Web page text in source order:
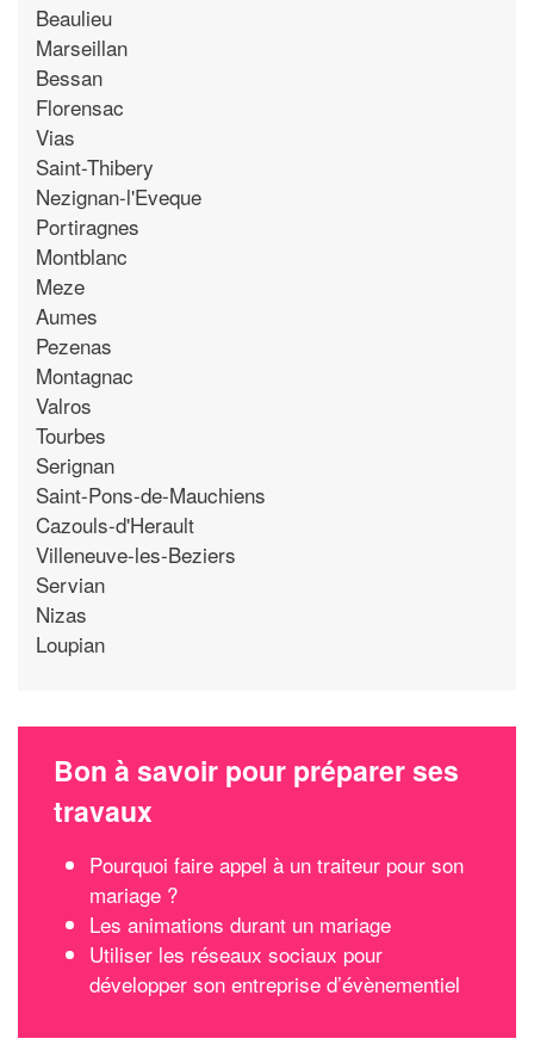
Beaulieu
Marseillan
Bessan
Florensac
Vias
Saint-Thibery
Nezignan-l'Eveque
Portiragnes
Montblanc
Meze
Aumes
Pezenas
Montagnac
Valros
Tourbes
Serignan
Saint-Pons-de-Mauchiens
Cazouls-d'Herault
Villeneuve-les-Beziers
Servian
Nizas
Loupian
Bon à savoir pour préparer ses
travaux
Pourquoi faire appel à un traiteur pour son
mariage ?
Les animations durant un mariage
Utiliser les réseaux sociaux pour
développer son entreprise d’évènementiel